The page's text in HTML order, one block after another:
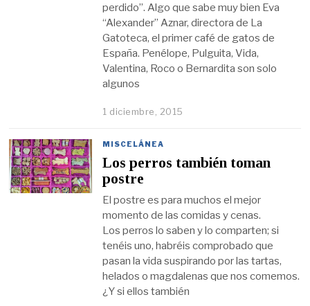
perdido”. Algo que sabe muy bien Eva
“Alexander” Aznar, directora de La
Gatoteca, el primer café de gatos de
España. Penélope, Pulguita, Vida,
Valentina, Roco o Bernardita son solo
algunos
1 diciembre, 2015
MISCELÁNEA
Los perros también toman
postre
El postre es para muchos el mejor
momento de las comidas y cenas.
Los perros lo saben y lo comparten; si
tenéis uno, habréis comprobado que
pasan la vida suspirando por las tartas,
helados o magdalenas que nos comemos.
¿Y si ellos también